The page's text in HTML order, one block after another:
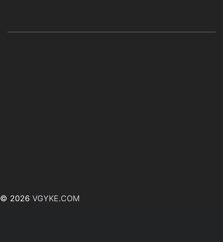
© 2026 VGYKE.COM